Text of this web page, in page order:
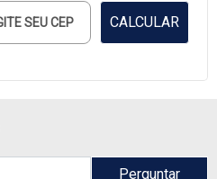
CALCULAR
Perguntar